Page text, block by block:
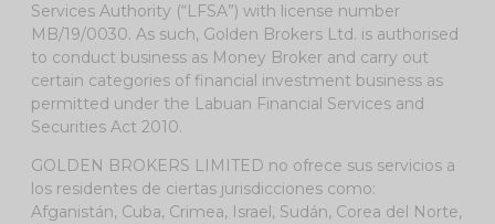
Services Authority (“LFSA”) with license number
MB/19/0030. As such, Golden Brokers Ltd. is authorised
to conduct business as Money Broker and carry out
certain categories of financial investment business as
permitted under the Labuan Financial Services and
Securities Act 2010.
GOLDEN BROKERS LIMITED no ofrece sus servicios a
los residentes de ciertas jurisdicciones como:
Afganistán, Cuba, Crimea, Israel, Sudán, Corea del Norte,